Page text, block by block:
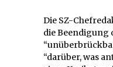
Die SZ-
die Beendigung
“darüber, was